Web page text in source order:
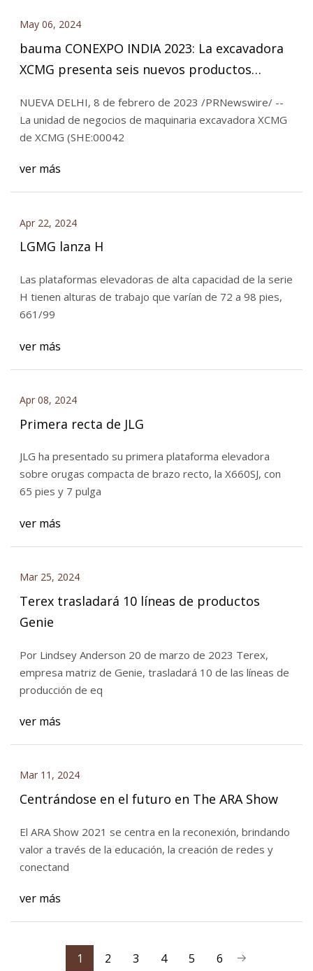
May 06, 2024
bauma CONEXPO INDIA 2023: La excavadora
XCMG presenta seis nuevos productos
NUEVA DELHI, 8 de febrero de 2023 /PRNewswire/ --
La unidad de negocios de maquinaria excavadora XCMG
de XCMG (SHE:00042
ver más
Apr 22, 2024
LGMG lanza H
Las plataformas elevadoras de alta capacidad de la serie
H tienen alturas de trabajo que varían de 72 a 98 pies,
661/99
ver más
Apr 08, 2024
Primera recta de JLG
JLG ha presentado su primera plataforma elevadora
sobre orugas compacta de brazo recto, la X660SJ, con
65 pies y 7 pulga
ver más
Mar 25, 2024
Terex trasladará 10 líneas de productos
Genie
Por Lindsey Anderson 20 de marzo de 2023 Terex,
empresa matriz de Genie, trasladará 10 de las líneas de
producción de eq
ver más
Mar 11, 2024
Centrándose en el futuro en The ARA Show
El ARA Show 2021 se centra en la reconexión, brindando
valor a través de la educación, la creación de redes y
conectand
ver más
1 2 3 4 5 6